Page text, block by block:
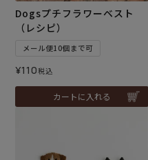
Dogsプチフラワーベスト
（レシピ）
メール便10個まで可
¥110税込
カートに入れる